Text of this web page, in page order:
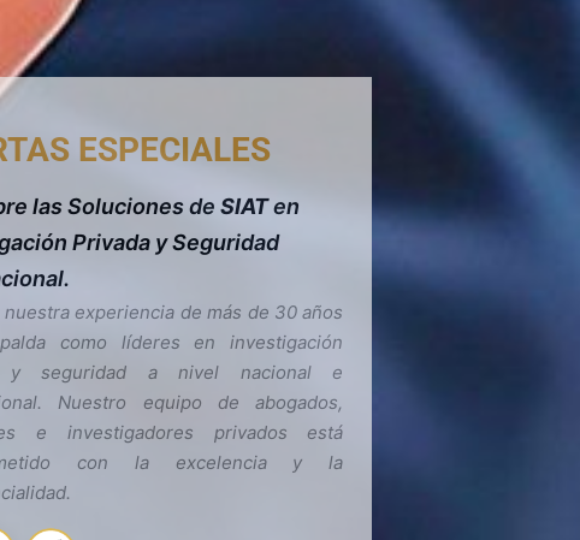
ESPECIALES
las Soluciones deSIATen
Privada y Seguridad
nuestra experiencia de más de 30 años
como líderes en investigación
y seguridad a nivel nacional e
Nuestro equipo de abogados,
e investigadores privados está
con la excelencia y la